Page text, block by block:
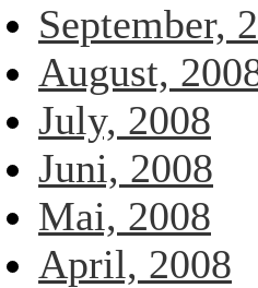
September,
August,
July, 2008
Juni, 2008
Mai, 2008
April, 2008